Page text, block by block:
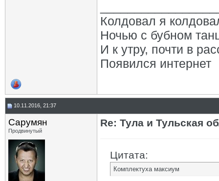
Колдовал я
Ночью с бубном
И к утру, почти в
Появился интернет
10.11.2016, 21:37
Сарумян
Продвинутый
Re: Тула и Тульская
Цитата:
Комплектуха максиум